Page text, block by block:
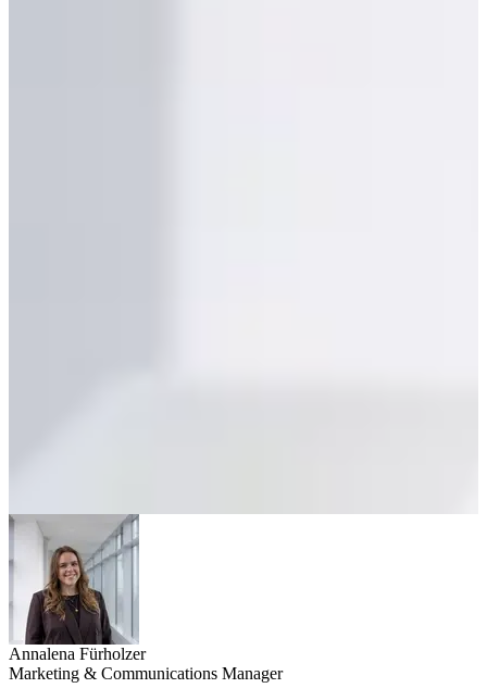
Annalena Fürholzer
Marketing & Communications Manager